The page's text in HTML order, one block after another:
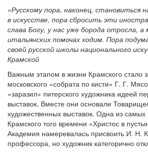
«Русскому пора, наконец, становиться
в искусстве, пора сбросить эти
слава Богу, у нас уже борода отросла,
итальянских помочах ходим. Пора
своей русской школы национального
Крамской
Важным этапом в жизни Крамского стало
московского «собрата по кисти» Г. Г.
«заразил» питерского художника идеей
выставок. Вместе они основали
художественных выставок. Одна из самых
Крамского того времени «Христос в
Академия намеревалась присвоить И. Н.
профессора, но художник категорично